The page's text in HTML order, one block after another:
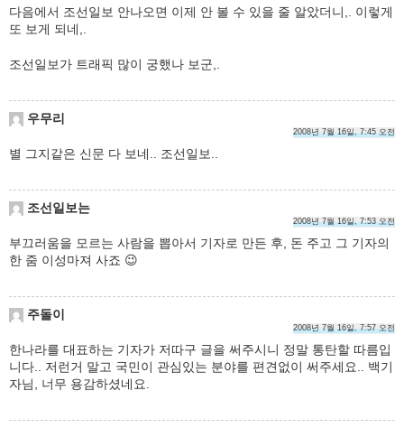
다음에서 조선일보 안나오면 이제 안 볼 수 있을 줄 알았더니,. 이렇게
또 보게 되네,.
조선일보가 트래픽 많이 궁했나 보군,.
우무리
2008년 7월 16일, 7:45 오전
별 그지같은 신문 다 보네.. 조선일보..
조선일보는
2008년 7월 16일, 7:53 오전
부끄러움을 모르는 사람을 뽑아서 기자로 만든 후, 돈 주고 그 기자의
한 줌 이성마져 사죠 😉
주돌이
2008년 7월 16일, 7:57 오전
한나라를 대표하는 기자가 저따구 글을 써주시니 정말 통탄할 따름입
니다.. 저런거 말고 국민이 관심있는 분야를 편견없이 써주세요.. 백기
자님, 너무 용감하셨네요.